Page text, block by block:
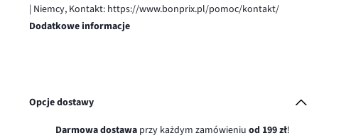
| Niemcy, Kontakt: https://www.bonprix.pl/pomoc/kontakt/
Dodatkowe informacje
Opcje dostawy
Darmowa dostawaprzy każdym zamówieniu od 199 zł!